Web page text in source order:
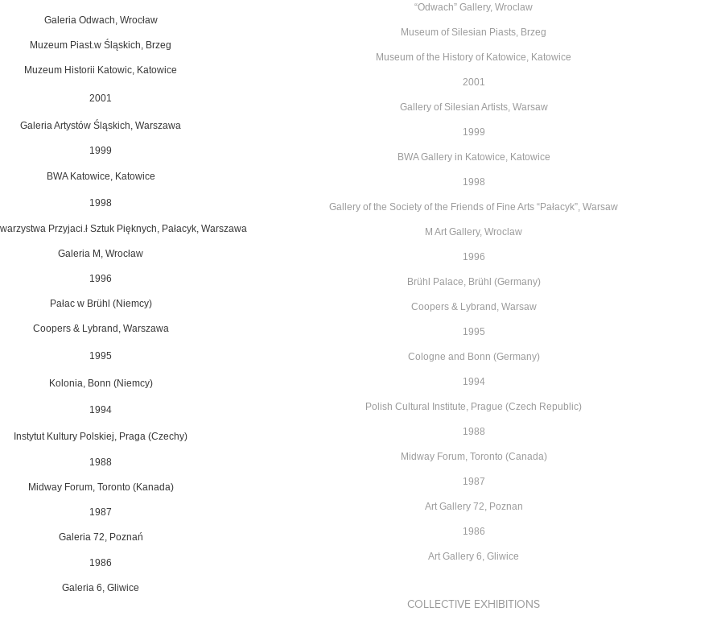
Galeria Odwach, Wrocław
Muzeum Piast.w Śląskich, Brzeg
Muzeum Historii Katowic, Katowice
2001
Galeria Artystów Śląskich, Warszawa
1999
BWA Katowice, Katowice
1998
Przyjaci.ł Sztuk Pięknych, Pałacyk, Warszawa
Galeria M, Wrocław
1996
Pałac w Brühl (Niemcy)
Coopers & Lybrand, Warszawa
1995
Kolonia, Bonn (Niemcy)
1994
Instytut Kultury Polskiej, Praga (Czechy)
1988
Midway Forum, Toronto (Kanada)
1987
Galeria 72, Poznań
1986
Galeria 6, Gliwice
“Odwach” Gallery, Wroclaw
Museum of Silesian Piasts, Brzeg
Museum of the History of Katowice, Katowice
2001
Gallery of Silesian Artists, Warsaw
1999
BWA Gallery in Katowice, Katowice
1998
Gallery of the Society of the Friendsof Fine Arts “Pałacyk”, Warsaw
M Art Gallery, Wroclaw
1996
Brühl Palace, Brühl (Germany)
Coopers & Lybrand, Warsaw
1995
Cologne and Bonn (Germany)
1994
Polish Cultural Institute, Prague (Czech Republic)
1988
Midway Forum, Toronto (Canada)
1987
Art Gallery 72, Poznan
1986
Art Gallery 6, Gliwice
COLLECTIVE EXHIBITIONS